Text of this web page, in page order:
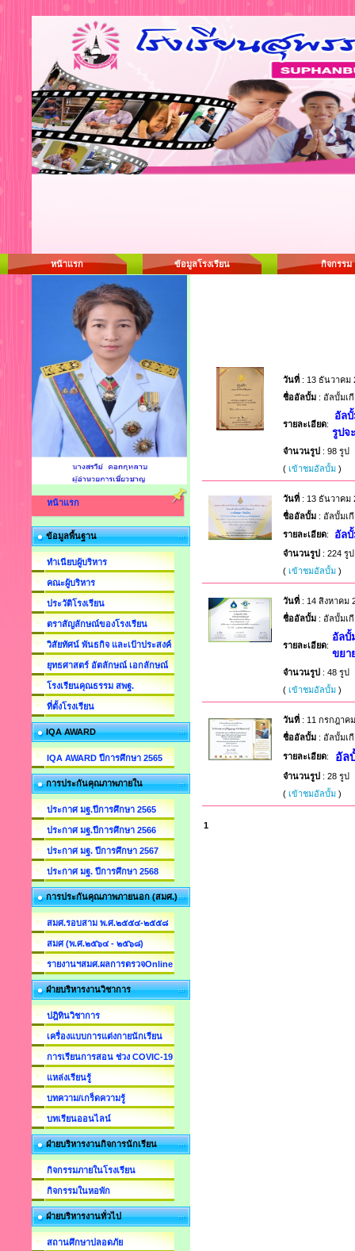
หน้าแรก ข้อมูลโรงเรียน กิจกรรม
หน้าแรก
ข้อมูลพื้นฐาน
ทำเนียบผู้บริหาร
คณะผู้บริหาร
ประวัติโรงเรียน
ตราสัญลักษณ์ของโรงเรียน
วิสัยทัศน์ พันธกิจ และเป้าประสงค์
ยุทธศาสตร์ อัตลักษณ์ เอกลักษณ์
โรงเรียนคุณธรรม สพฐ.
ที่ตั้งโรงเรียน
IQA AWARD
IQA AWARD ปีการศึกษา 2565
การประกันคุณภาพภายใน
ประกาศ มฐ.ปีการศึกษา 2565
ประกาศ มฐ.ปีการศึกษา 2566
ประกาศ มฐ. ปีการศึกษา 2567
ประกาศ มฐ. ปีการศึกษา 2568
การประกันคุณภาพภายนอก (สมศ.)
สมศ.รอบสาม พ.ศ.๒๕๕๔-๒๕๕๘
สมศ (พ.ศ.๒๕๖๔ - ๒๕๖๘)
รายงานฯสมศ.ผลการตรวจOnline
ฝ่ายบริหารงานวิชาการ
ปฎิทินวิชาการ
เครื่องแบบการแต่งกายนักเรียน
การเรียนการสอน ช่วง COVIC-19
แหล่งเรียนรู้
บทความ/เกร็ดความรู้
บทเรียนออนไลน์
ฝ่ายบริหารงานกิจการนักเรียน
กิจกรรมภายในโรงเรียน
กิจกรรมในหอพัก
ฝ่ายบริหารงานทั่วไป
สถานศึกษาปลอดภัย
วันที่ : 13 ธันวาคม
ชื่ออัลบั้ม : อัลบั้มเ
รายละเอียด:
อัล
รูปจ
จำนวนรูป : 98 รูป
( เข้าชมอัลบั้ม )
วันที่ : 13 ธันวาคม
ชื่ออัลบั้ม : อัลบั้มเ
รายละเอียด: อัล
จำนวนรูป : 224 รูป
( เข้าชมอัลบั้ม )
วันที่ : 14 สิงหาคม
ชื่ออัลบั้ม : อัลบั้มเ
รายละเอียด:
อัลบั้
ขยา
จำนวนรูป : 48 รูป
( เข้าชมอัลบั้ม )
วันที่ : 11 กรกฎาค
ชื่ออัลบั้ม : อัลบั้มเ
รายละเอียด: อัล
จำนวนรูป : 28 รูป
( เข้าชมอัลบั้ม )
1